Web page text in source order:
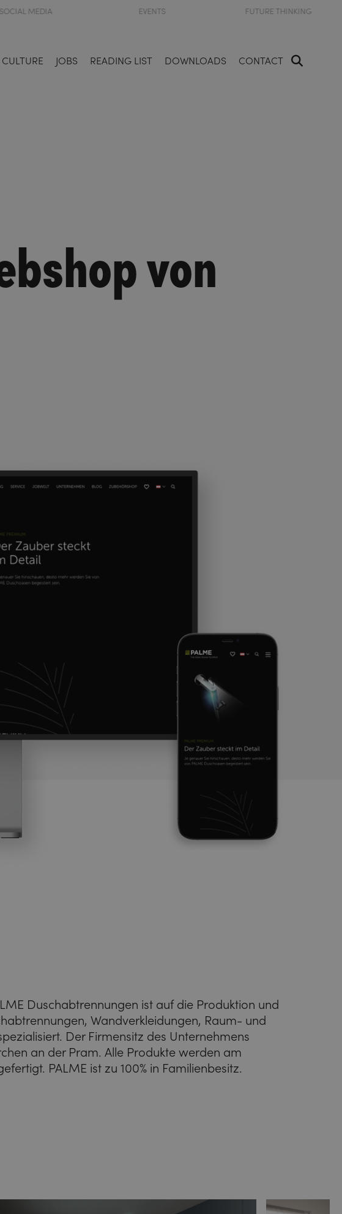
SOCIAL MEDIA EVENTS FUTURE THINKING
CULTURE JOBS READING LIST DOWNLOADS CONTACT
von
Duschabtrennungen ist auf die Produktion und
Wandverkleidungen, Raum- und
Der Firmensitz des Unternehmens
an der Pram. Alle Produkte werden am
PALME ist zu 100% in Familienbesitz.